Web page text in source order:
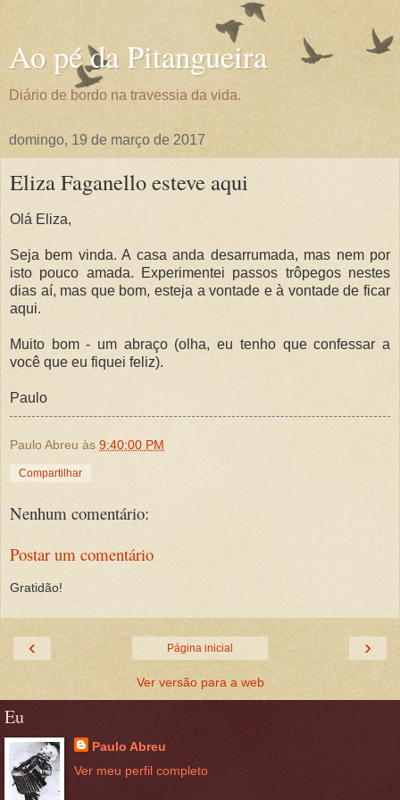
Ao pé da Pitangueira
Diário de bordo na travessia da vida.
domingo, 19 de março de 2017
Eliza Faganello esteve aqui
Olá Eliza,
Seja bem vinda. A casa anda desarrumada, mas nem por
isto pouco amada. Experimentei passos trôpegos nestes
dias aí, mas que bom, esteja a vontade e à vontade de ficar
aqui.
Muito bom - um abraço (olha, eu tenho que confessar a
você que eu fiquei feliz).
Paulo
Paulo Abreu às 9:40:00 PM
Compartilhar
Nenhum comentário:
Postar um comentário
Gratidão!
‹ ›
Página inicial
Ver versão para a web
Eu
Paulo Abreu
Ver meu perfil completo